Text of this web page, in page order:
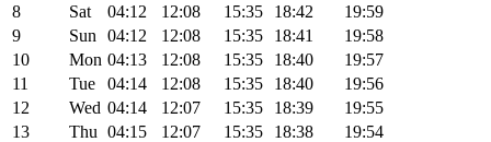
8
Sat 04:12 12:08 15:35 18:42
19:59
9
Sun 04:12 12:08 15:35 18:41
19:58
10
Mon 04:13 12:08 15:35 18:40
19:57
11
Tue 04:14 12:08 15:35 18:40
19:56
12
Wed 04:14 12:07 15:35 18:39
19:55
13
Thu 04:15 12:07 15:35 18:38
19:54